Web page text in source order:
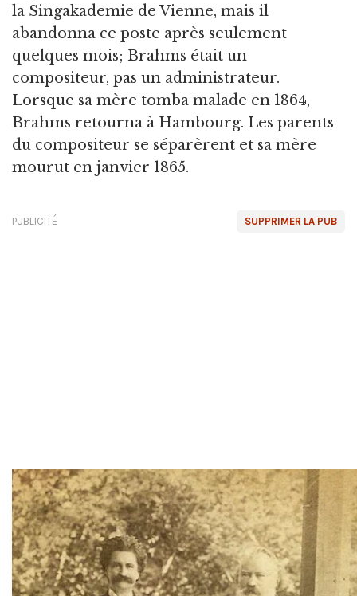
la Singakademie de Vienne, mais il
abandonna ce poste après seulement
quelques mois; Brahms était un
compositeur, pas un administrateur.
Lorsque sa mère tomba malade en 1864,
Brahms retourna à Hambourg. Les parents
du compositeur se séparèrent et sa mère
mourut en janvier 1865.
SUPPRIMER LA PUB
PUBLICITÉ